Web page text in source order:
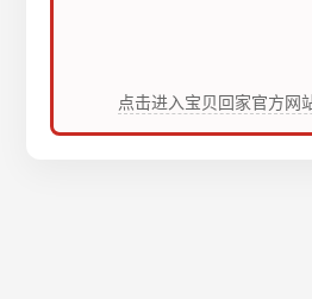
点击进入宝贝回家官方网